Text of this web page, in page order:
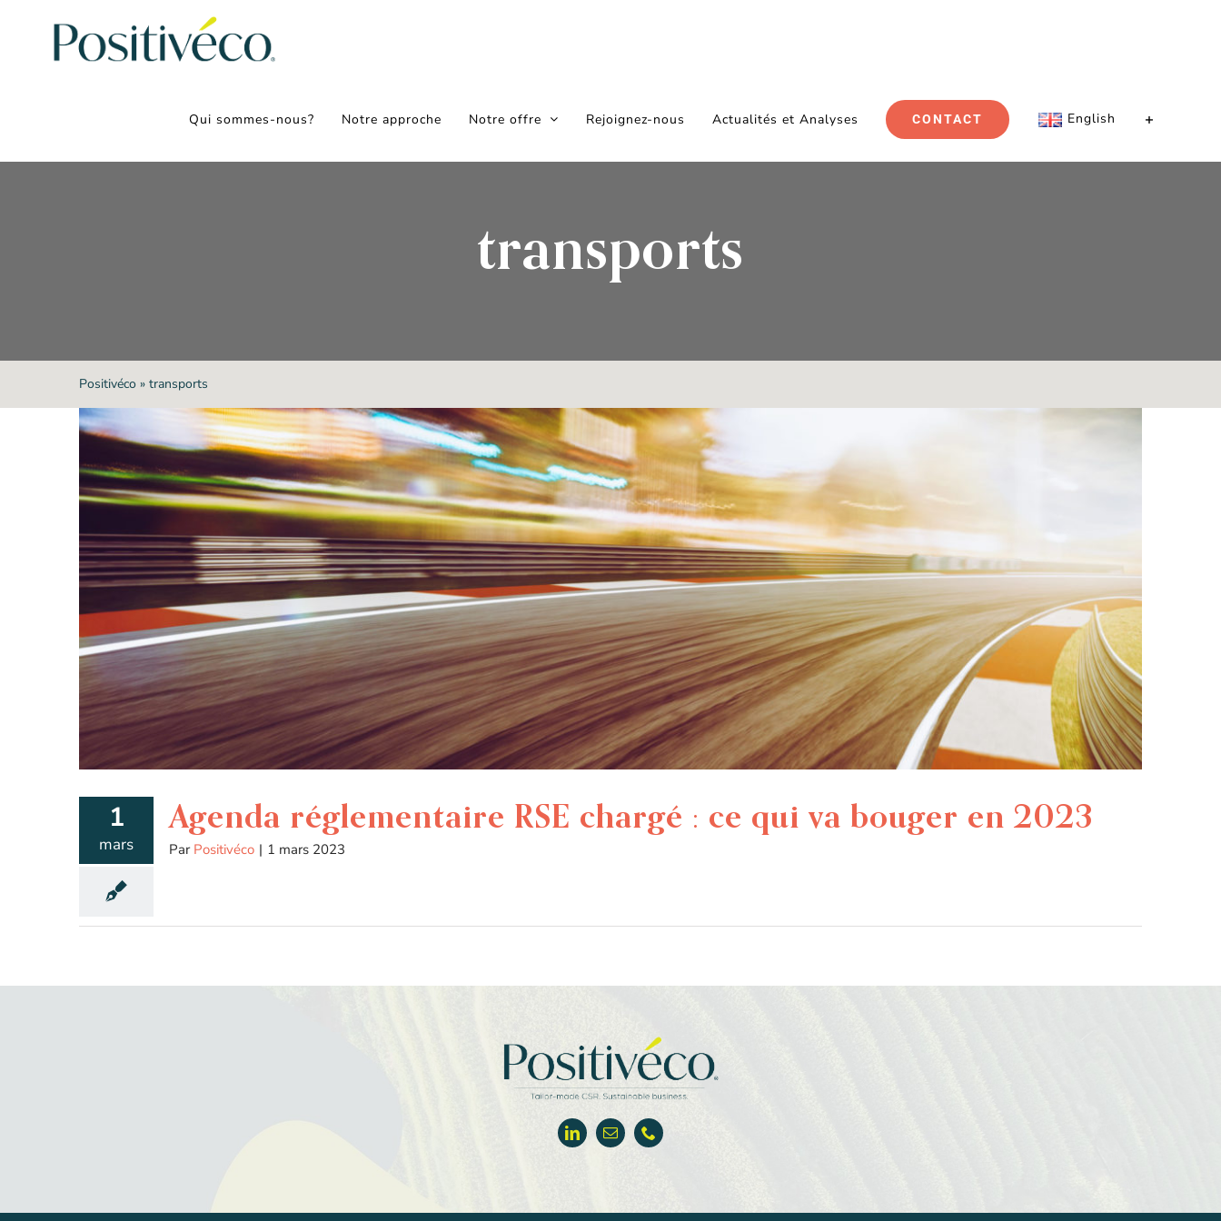
Qui sommes-nous? Notre approche Notre offre Rejoignez-nous Actualités et Analyses CONTACT English
transports
Positivéco» transports
1
mars
Agenda réglementaire RSE chargé : ce qui va bouger en 2023
Par Positivéco | 1 mars 2023